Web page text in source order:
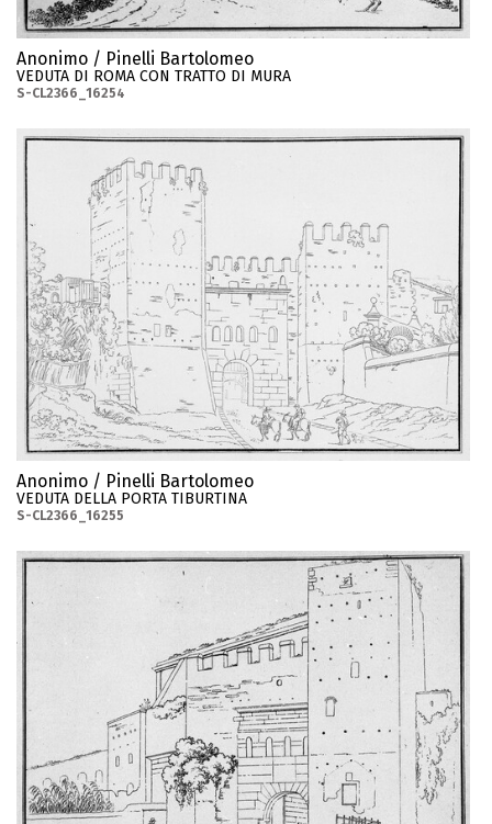
Anonimo / Pinelli Bartolomeo
VEDUTA DI ROMA CON TRATTO DI MURA
S-CL2366_16254
Anonimo / Pinelli Bartolomeo
VEDUTA DELLA PORTA TIBURTINA
S-CL2366_16255